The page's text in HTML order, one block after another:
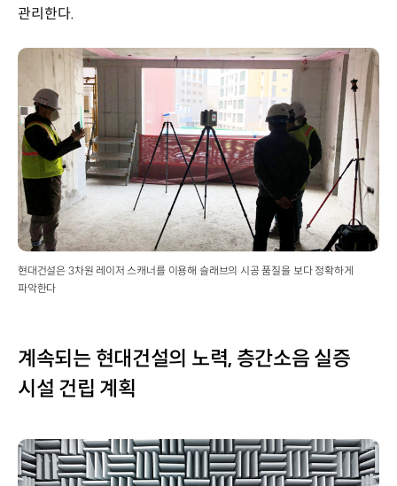
관리한다.
현대건설은 3차원 레이저 스캐너를 이용해 슬래브의 시공 품질을 보다 정확하게
파악한다
계속되는 현대건설의 노력, 층간소음 실증
시설 건립 계획